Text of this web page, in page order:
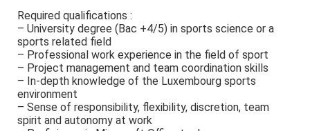
Required qualifications :
– University degree (Bac +4/5) in sports science or a
sports related field
– Professional work experience in the field of sport
– Project management and team coordination skills
– In-depth knowledge of the Luxembourg sports
environment
– Sense of responsibility, flexibility, discretion, team
spirit and autonomy at work